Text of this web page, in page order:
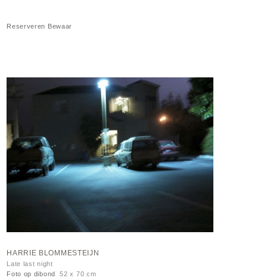
Reserveren Bewaar
HARRIE BLOMMESTEIJN
Late last night
Foto op dibond 52 x 70 cm